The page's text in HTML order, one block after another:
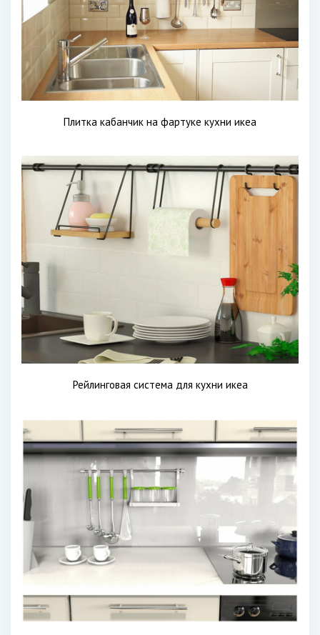
Плитка кабанчик на фартуке кухни икеа
Рейлинговая система для кухни икеа